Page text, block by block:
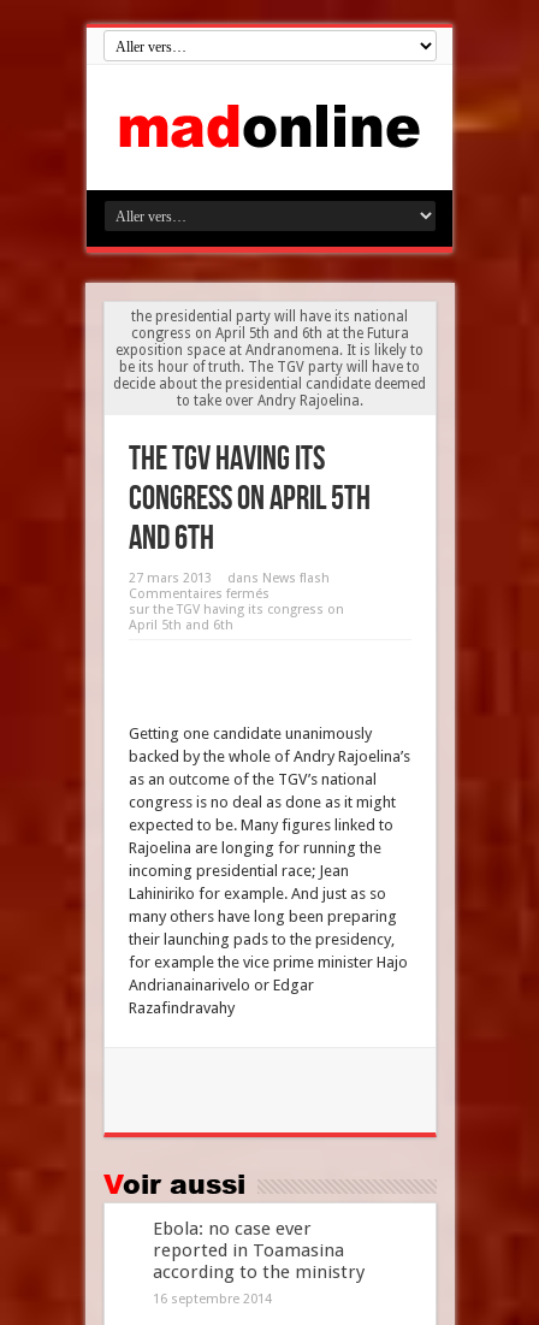
the presidential party will have its national
congress on April 5th and 6th at the Futura
exposition space at Andranomena. It is likely to
be its hour of truth. The TGV party will have to
decide about the presidential candidate deemed
to take over Andry Rajoelina.
the TGV having its
congress on April 5th
and 6th
27 mars 2013 dans News flash
Commentaires fermés
sur the TGV having its congress on
April 5th and 6th
Getting one candidate unanimously
backed by the whole of Andry Rajoelina’s
as an outcome of the TGV’s national
congress is no deal as done as it might
expected to be. Many figures linked to
Rajoelina are longing for running the
incoming presidential race; Jean
Lahiniriko for example. And just as so
many others have long been preparing
their launching pads to the presidency,
for example the vice prime minister Hajo
Andrianainarivelo or Edgar
Razafindravahy
Voir aussi
Ebola: no case ever
reported in Toamasina
according to the ministry
16 septembre 2014